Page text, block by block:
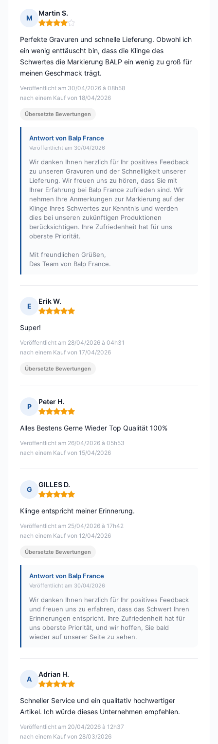
M
Martin S.
Hinweis: 4 von 5
Veröffentlicht am 30/04/2026 à 08h58
nach einem Kauf von 18/04/2026
Perfekte Gravuren und schnelle Lieferung. Obwohl ich
ein wenig enttäuscht bin, dass die Klinge des
Schwertes die Markierung BALP ein wenig zu groß für
meinen Geschmack trägt.
Übersetzte Bewertungen
Antwort von Balp France
Veröffentlicht am 30/04/2026
Wir danken Ihnen herzlich für Ihr positives Feedback
zu unseren Gravuren und der Schnelligkeit unserer
Lieferung. Wir freuen uns zu hören, dass Sie mit
Ihrer Erfahrung bei Balp France zufrieden sind. Wir
nehmen Ihre Anmerkungen zur Markierung auf der
Klinge Ihres Schwertes zur Kenntnis und werden
dies bei unseren zukünftigen Produktionen
berücksichtigen. Ihre Zufriedenheit hat für uns
oberste Priorität.
Mit freundlichen Grüßen,
Das Team von Balp France.
E
Erik W.
Hinweis: 5 von 5
Veröffentlicht am 28/04/2026 à 04h31
nach einem Kauf von 17/04/2026
Super!
Übersetzte Bewertungen
P
Peter H.
Hinweis: 5 von 5
Veröffentlicht am 26/04/2026 à 05h53
nach einem Kauf von 15/04/2026
Alles Bestens Gerne Wieder Top Qualität 100%
G
GILLES D.
Hinweis: 5 von 5
Veröffentlicht am 25/04/2026 à 17h42
nach einem Kauf von 12/04/2026
Klinge entspricht meiner Erinnerung.
Übersetzte Bewertungen
Antwort von Balp France
Veröffentlicht am 30/04/2026
Wir danken Ihnen herzlich für Ihr positives Feedback
und freuen uns zu erfahren, dass das Schwert Ihren
Erinnerungen entspricht. Ihre Zufriedenheit hat für
uns oberste Priorität, und wir hoffen, Sie bald
wieder auf unserer Seite zu sehen.
A
Adrian H.
Hinweis: 5 von 5
Veröffentlicht am 20/04/2026 à 12h37
nach einem Kauf von 28/03/2026
Schneller Service und ein qualitativ hochwertiger
Artikel. Ich würde dieses Unternehmen empfehlen.